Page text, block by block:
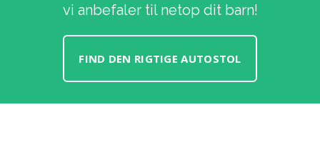
vi anbefaler til netop dit barn!
FIND DEN RIGTIGE AUTOSTOL